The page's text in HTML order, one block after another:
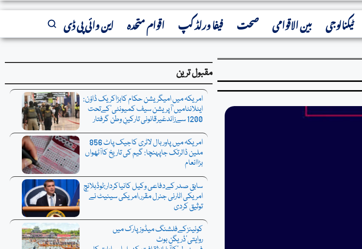
ٹیکنالوجی بین الاقوامی صحت فیفا ورلڈ کپ اقوام متحدہ این وائی پی ڈی
مقبول ترین
امریکہ میں امیگریشن حکام کابڑاکریک ڈاؤن:
ایٹلانٹامیں’آپریشن سیف کمیونٹی‘کےتحت
1200 سےزائدغیرقانونی تارکینِ وطن گرفتار
امریکہ میں پاوربال لاٹری کاجیک پاٹ 856
ملین ڈالرتک جاپہنچا: گیم کی تاریخ کاآٹھواں
بڑاانعام
سابق صدر کےدفاعی وکیل کانیاکردار:ٹوڈبلانچ
امریکی اٹارنی جنرل مقرر،امریکی سینیٹ نے
توثیق کردی
کوئینزکےفلشنگ میڈوزپارک میں
روایتی’ڈریگن بوٹ